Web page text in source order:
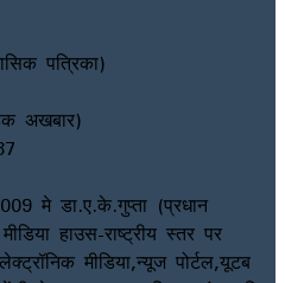
पत्रिका)
अखबार)
मे डा.ए.के.गुप्ता (प्रधान
हाउस-राष्ट्रीय स्तर पर
मीडिया,न्यूज पोर्टल,यूटब